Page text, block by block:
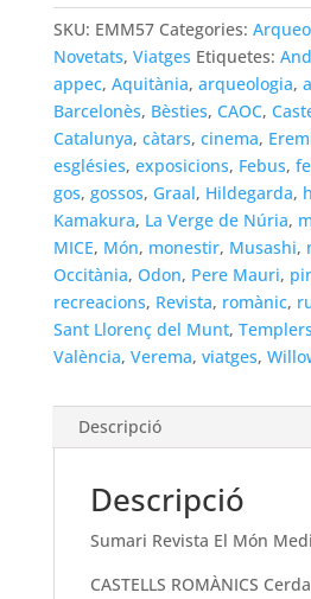
57
SKU: EMM57 Categories:
Novetats, Viatges Etiquetes:
appec, Aquitània, arqueologia,
Barcelonès, Bèsties, CAOC,
Catalunya, càtars, cinema,
esglésies, exposicions, Febus,
gos, gossos, Graal, Hildegarda,
Kamakura, La Verge de Núria,
MICE, Món, monestir, Musashi,
Occitània, Odon, Pere Mauri,
recreacions, Revista, romànic,
Sant Llorenç del Munt, Templers
València, Verema, viatges,
Descripció
Descripció
Sumari Revista El Món
CASTELLS ROMÀNICS